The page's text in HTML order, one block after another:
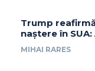
Trump
naștere în
MIHAI RARES